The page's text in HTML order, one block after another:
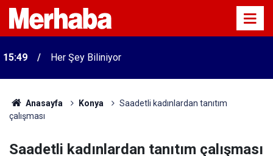
15:49 Her Şey Biliniyor
Anasayfa Konya
Saadetli kadınlardan tanıtım
çalışması
Saadetli kadınlardan tanıtım çalışması